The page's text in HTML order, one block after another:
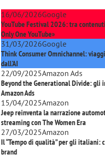
16/06/2026Google
YouTube Festival 2026: tra
Only One YouTube»
31/03/2026Google
Think Consumer Omnichannel:
dall'AI
22/09/2025Amazon Ads
Beyond the Generational Divide:
Amazon Ads
15/04/2025Amazon
Jeep reinventa la narrazione
streaming conThe Women Era
27/03/2025Amazon
Il “Tempo di qualità” per gli italiani:
brand